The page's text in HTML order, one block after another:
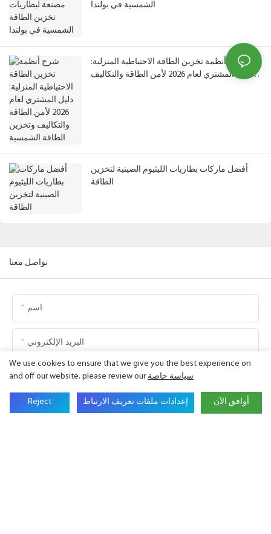
الشمسية في بولندا
شرح أنظمة تخزين الطاقة الاحتياطية المنزلية:
دليل المشتري لعام 2026 لأمن الطاقة والتكاليف
أفضل ماركات بطاريات الليثيوم الصينية لتخزين
الطاقة
تواصل معنا
اسم
البريد الإلكتروني
اسم الشركة
هاتف
We use cookies to ensure that we give you the best experience on
and off our website. please review our سياسة خاصة
Reject إعدادات ملفات تعريف الارتباط أوافق الآن